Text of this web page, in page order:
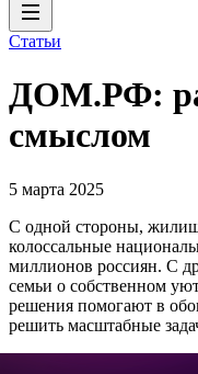
Статьи
ДОМ.РФ:
смыслом
5 марта 2025
С одной стороны,
колоссальные
миллионов россиян. С
семьи о собственном
решения помогают в
решить масштабные